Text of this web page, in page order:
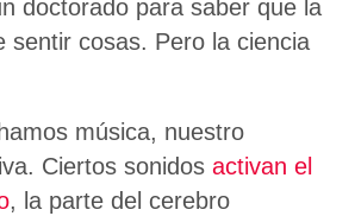
doctorado para saber que la
sentir cosas. Pero la ciencia
música, nuestro
Ciertos sonidos activan el
, la parte del cerebro